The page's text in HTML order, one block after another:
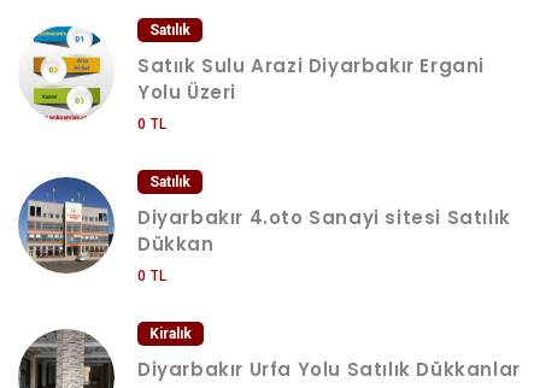
Satılık
Satıık Sulu Arazi Diyarbakır Ergani
Yolu Üzeri
0 TL
Satılık
Diyarbakır 4.oto Sanayi sitesi Satılık
Dükkan
0 TL
Kiralık
Diyarbakır Urfa Yolu Satılık Dükkanlar